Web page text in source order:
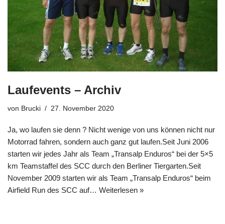
Laufevents – Archiv
von Brucki 27. November 2020
Ja, wo laufen sie denn ? Nicht wenige von uns können nicht nur
Motorrad fahren, sondern auch ganz gut laufen.Seit Juni 2006
starten wir jedes Jahr als Team „Transalp Enduros“ bei der 5×5
km Teamstaffel des SCC durch den Berliner Tiergarten.Seit
November 2009 starten wir als Team „Transalp Enduros“ beim
Airfield Run des SCC auf… Weiterlesen »